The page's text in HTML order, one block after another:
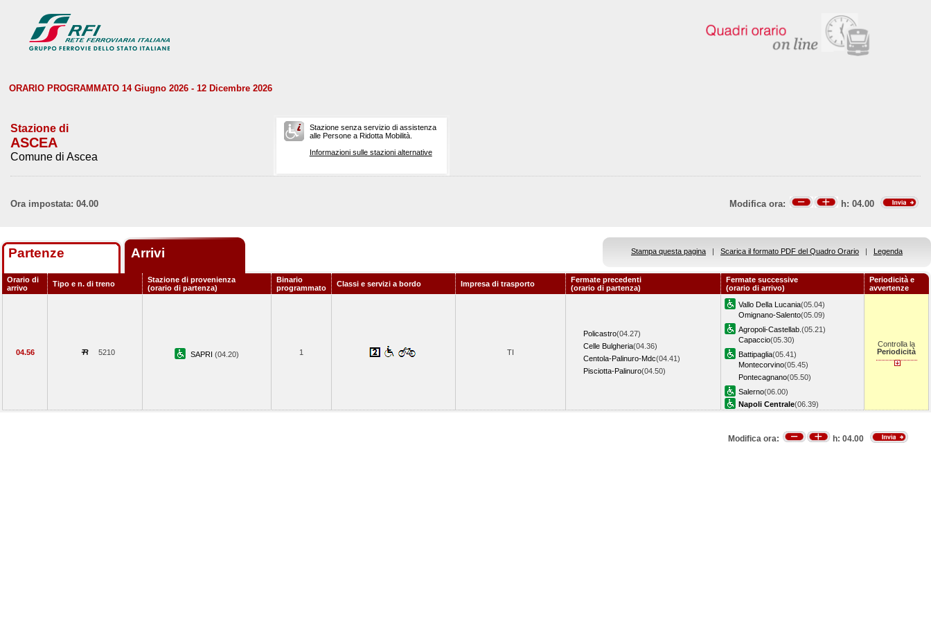
ORARIO PROGRAMMATO 14 Giugno 2026 - 12 Dicembre 2026
Stazione di
ASCEA
Comune di Ascea
Stazione senza servizio di assistenza
alle Persone a Ridotta Mobilità.
Informazioni sulle stazioni alternative
Ora impostata: 04.00 Modifica ora: h: 04.00
Partenze Arrivi Stampa questa pagina | Scarica il formato PDF del Quadro Orario | Legenda
Orario di
arrivo
Tipo e n. di treno
Stazione di provenienza
(orario di partenza)
Binario
programmato
Classi e servizi a bordo Impresa di trasporto
Fermate precedenti
(orario di partenza)
Fermate successive
(orario di arrivo)
Periodicità e
avvertenze
04.56 5210 SAPRI (04.20) 1 TI
Policastro(04.27)
Celle Bulgheria(04.36)
Centola-Palinuro-Mdc(04.41)
Pisciotta-Palinuro(04.50)
Vallo Della Lucania(05.04)
Omignano-Salento(05.09)
Agropoli-Castellab. (05.21)
Capaccio(05.30)
Battipaglia(05.41)
Montecorvino(05.45)
Pontecagnano(05.50)
Salerno(06.00)
Napoli Centrale(06.39)
Controlla la
Periodicità
Modifica ora: h: 04.00